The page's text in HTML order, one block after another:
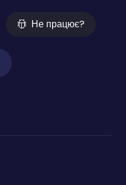
Не працює?